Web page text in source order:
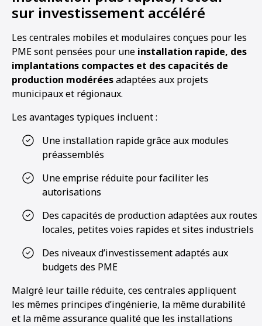
sur investissement accéléré
Les centrales mobiles et modulaires conçues pour les
PME sont pensées pour une installation rapide, des
implantations compactes et des capacités de
production modéréesadaptées aux projets
municipaux et régionaux.
Les avantages typiques incluent :
Une installation rapide grâce aux modules
préassemblés
Une emprise réduite pour faciliter les
autorisations
Des capacités de production adaptées aux routes
locales, petites voies rapides et sites industriels
Des niveaux d’investissement adaptés aux
budgets des PME
Malgré leur taille réduite, ces centrales appliquent
les mêmes principes d’ingénierie, la même durabilité
et la même assurance qualité que les installations